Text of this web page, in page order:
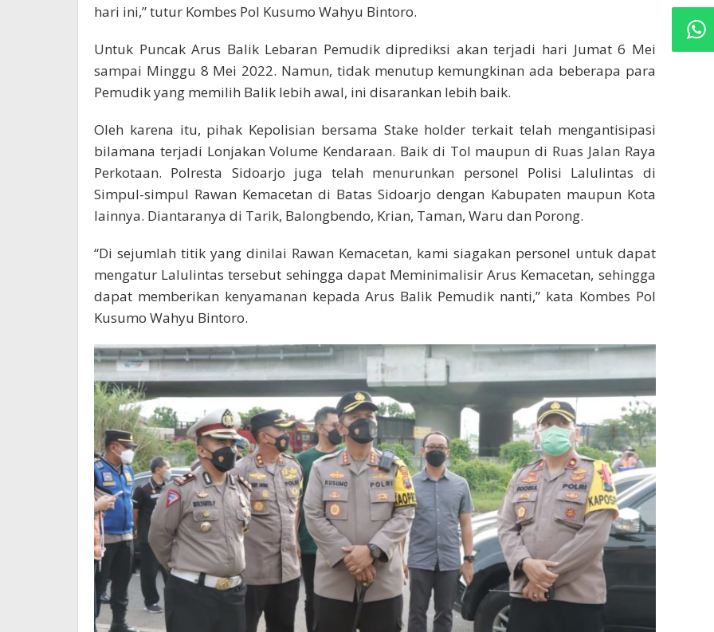
hari ini,” tutur Kombes Pol Kusumo Wahyu Bintoro.
Untuk Puncak Arus Balik Lebaran Pemudik diprediksi akan terjadi hari Jumat 6 Mei
sampai Minggu 8 Mei 2022. Namun, tidak menutup kemungkinan ada beberapa para
Pemudik yang memilih Balik lebih awal, ini disarankan lebih baik.
Oleh karena itu, pihak Kepolisian bersama Stake holder terkait telah mengantisipasi
bilamana terjadi Lonjakan Volume Kendaraan. Baik di Tol maupun di Ruas Jalan Raya
Perkotaan. Polresta Sidoarjo juga telah menurunkan personel Polisi Lalulintas di
Simpul-simpul Rawan Kemacetan di Batas Sidoarjo dengan Kabupaten maupun Kota
lainnya. Diantaranya di Tarik, Balongbendo, Krian, Taman, Waru dan Porong.
“Di sejumlah titik yang dinilai Rawan Kemacetan, kami siagakan personel untuk dapat
mengatur Lalulintas tersebut sehingga dapat Meminimalisir Arus Kemacetan, sehingga
dapat memberikan kenyamanan kepada Arus Balik Pemudik nanti,” kata Kombes Pol
Kusumo Wahyu Bintoro.